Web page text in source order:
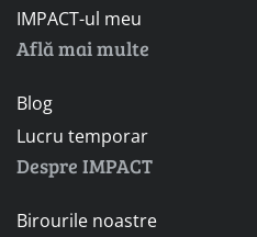
IMPACT-ul meu
Află mai multe
Blog
Lucru temporar
Despre IMPACT
Birourile noastre